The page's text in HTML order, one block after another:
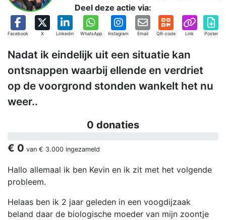
Deel deze actie via:
Facebook X Linkedin WhatsApp Instagram Email QR-code Link Poster
Nadat ik eindelijk uit een situatie kan
ontsnappen waarbij ellende en verdriet
op de voorgrond stonden wankelt het nu
weer..
0 donaties
€ 0 van € 3.000 ingezameld
Hallo allemaal ik ben Kevin en ik zit met het volgende
probleem.
Helaas ben ik 2 jaar geleden in een voogdijzaak
beland daar de biologische moeder van mijn zoontje